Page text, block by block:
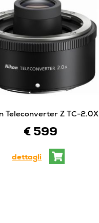
Teleconverter Z TC-2.0X
€ 599
dettagli